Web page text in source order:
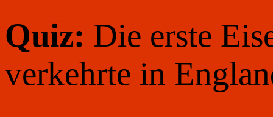
Quiz: Die erste
verkehrte in